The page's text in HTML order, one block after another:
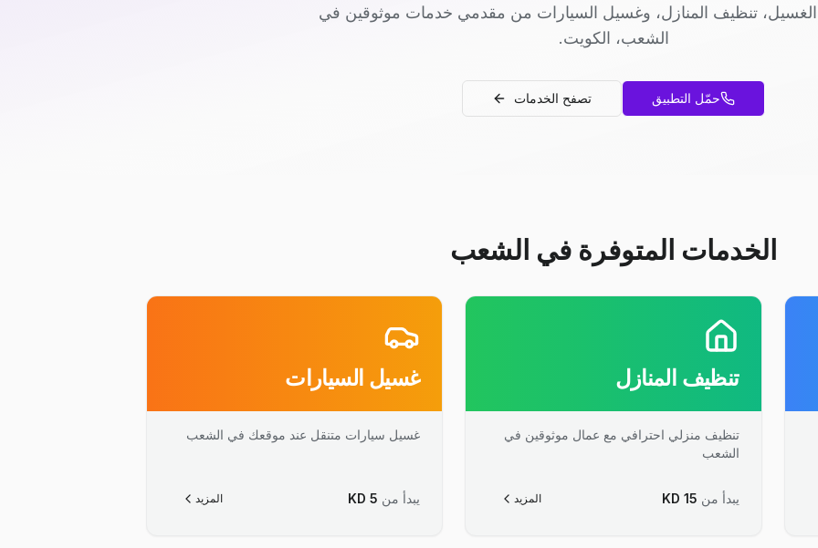
تنظيف المنازل، وغسيل السيارات من مقدمي خدمات موثوقين في
الشعب، الكويت.
حمّل التطبيق تصفح الخدمات
الخدمات المتوفرة في الشعب
تنظيف المنازل
تنظيف منزلي احترافي مع عمال موثوقين في
الشعب
يبدأ من KD 15 المزيد
غسيل السيارات
غسيل سيارات متنقل عند موقعك في الشعب
يبدأ من KD 5 المزيد